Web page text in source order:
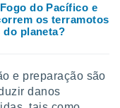
do Pacífico e
os terramotos
planeta?
e preparação são
danos